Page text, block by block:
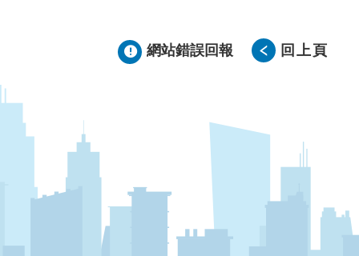
網站錯誤回報 回上頁